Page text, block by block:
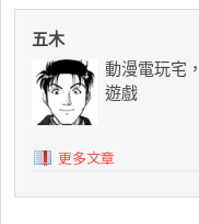
五木
動漫電玩宅
遊戲
更多文章